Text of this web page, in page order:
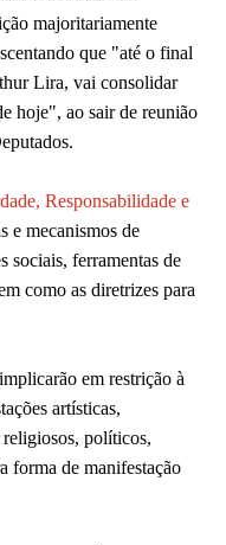
majoritariamente
que "até o final
Lira, vai consolidar
hoje", ao sair de reunião
Responsabilidade e
e mecanismos de
sociais, ferramentas de
como as diretrizes para
em restrição à
artísticas,
políticos,
forma de manifestação